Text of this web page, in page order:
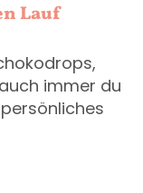
Lauf
immer du